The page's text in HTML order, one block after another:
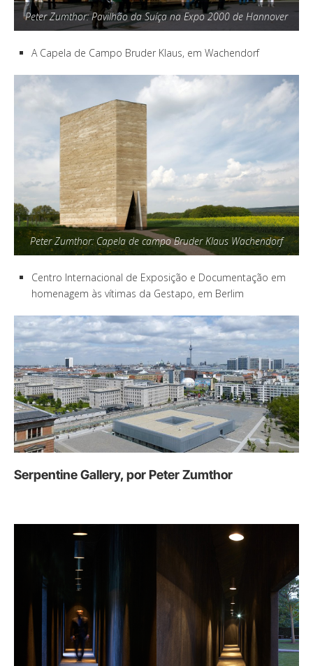
Peter Zumthor: Pavilhão da Suíça na Expo 2000 de Hannover
A Capela de Campo Bruder Klaus, em Wachendorf
Peter Zumthor: Capela de campo Bruder Klaus Wachendorf
Centro Internacional de Exposição e Documentação em
homenagem às vítimas da Gestapo, em Berlim
Serpentine Gallery, por Peter Zumthor